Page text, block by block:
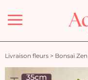
Menu
Livraison fleurs > Bonsaï Zen